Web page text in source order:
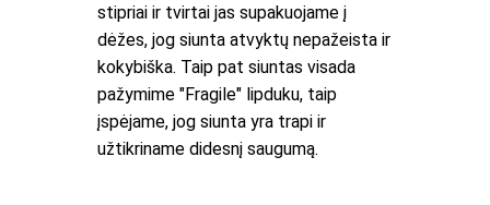
stipriai ir tvirtai jas supakuojame į
dėžes, jog siunta atvyktų nepažeista ir
kokybiška. Taip pat siuntas visada
pažymime "Fragile" lipduku, taip
įspėjame, jog siunta yra trapi ir
užtikriname didesnį saugumą.